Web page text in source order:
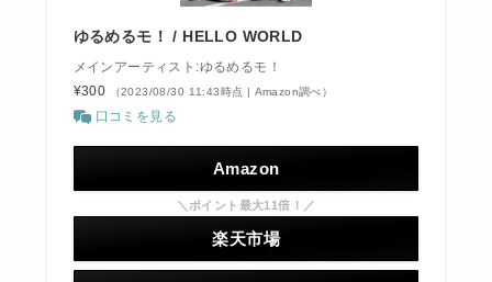
ゆるめるモ！ / HELLO WORLD
メインアーティスト:ゆるめるモ！
¥300
（2023/08/30 11:43時点 | Amazon調べ）
口コミを見る
Amazon
＼ポイント最大11倍！／
楽天市場